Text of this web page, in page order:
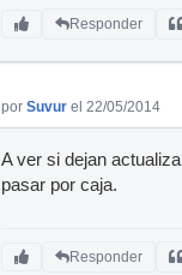
Responder
por Suvur el 22/05/2014
A ver si dejan
pasar por caja.
Responder